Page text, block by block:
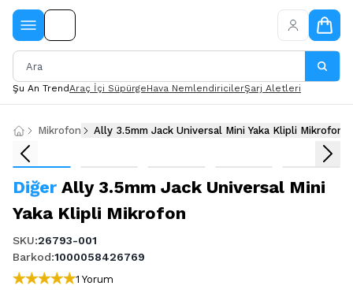
Şu An TrendAraç İçi SüpürgeHava NemlendiricilerŞarj Aletleri
Mikrofon Ally 3.5mm Jack Universal Mini Yaka Klipli Mikrofon
Diğer Ally 3.5mm Jack Universal Mini
Yaka Klipli Mikrofon
SKU:26793-001
Barkod:1000058426769
1 Yorum